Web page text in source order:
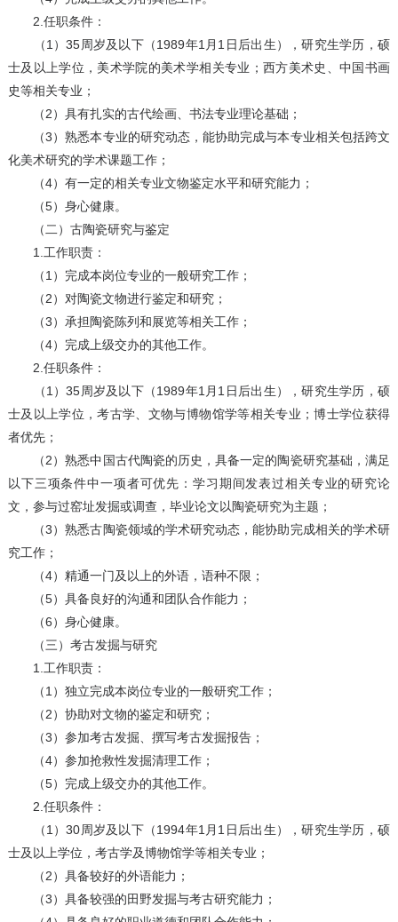
2.任职条件：
（1）35周岁及以下（1989年1月1日后出生），研究生学历，硕
士及以上学位，美术学院的美术学相关专业；西方美术史、中国书画
史等相关专业；
（2）具有扎实的古代绘画、书法专业理论基础；
（3）熟悉本专业的研究动态，能协助完成与本专业相关包括跨文
化美术研究的学术课题工作；
（4）有一定的相关专业文物鉴定水平和研究能力；
（5）身心健康。
（二）古陶瓷研究与鉴定
1.工作职责：
（1）完成本岗位专业的一般研究工作；
（2）对陶瓷文物进行鉴定和研究；
（3）承担陶瓷陈列和展览等相关工作；
（4）完成上级交办的其他工作。
2.任职条件：
（1）35周岁及以下（1989年1月1日后出生），研究生学历，硕
士及以上学位，考古学、文物与博物馆学等相关专业；博士学位获得
者优先；
（2）熟悉中国古代陶瓷的历史，具备一定的陶瓷研究基础，满足
以下三项条件中一项者可优先：学习期间发表过相关专业的研究论
文，参与过窑址发掘或调查，毕业论文以陶瓷研究为主题；
（3）熟悉古陶瓷领域的学术研究动态，能协助完成相关的学术研
究工作；
（4）精通一门及以上的外语，语种不限；
（5）具备良好的沟通和团队合作能力；
（6）身心健康。
（三）考古发掘与研究
1.工作职责：
（1）独立完成本岗位专业的一般研究工作；
（2）协助对文物的鉴定和研究；
（3）参加考古发掘、撰写考古发掘报告；
（4）参加抢救性发掘清理工作；
（5）完成上级交办的其他工作。
2.任职条件：
（1）30周岁及以下（1994年1月1日后出生），研究生学历，硕
士及以上学位，考古学及博物馆学等相关专业；
（2）具备较好的外语能力；
（3）具备较强的田野发掘与考古研究能力；